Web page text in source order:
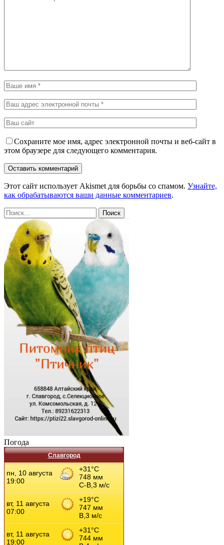
Сохраните мое имя, адрес электронной почты и веб-сайт в
этом браузере для следующего комментария.
Этот сайт использует Akismet для борьбы со спамом. Узнайте,
как обрабатываются ваши данные комментариев.
Погода
Славгород